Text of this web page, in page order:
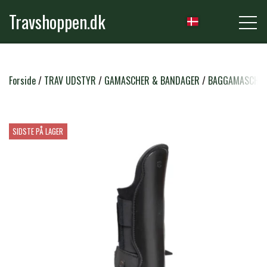
Travshoppen.dk
NYHEDER
GRIMER & TRÆKTOVE
TRENSER & TILBEHØR
SADLER & TILBEHØR
RYTTER
RIDEBUKSER & LEGGINS
TRØJER, BLUSER & T-SHIRTS
PLEJE & STALD
STRIGLER & TILBEHØR
Forside TRAV UDSTYR GAMASCHER & BANDAGER
SIDSTE PÅ LAGER